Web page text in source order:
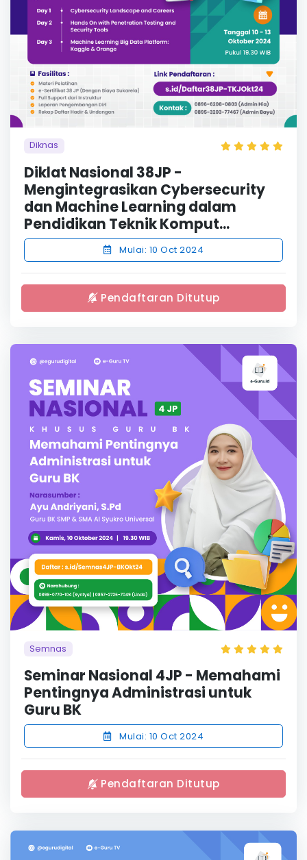
Diknas
Diklat Nasional 38JP -
Mengintegrasikan Cybersecurity
dan Machine Learning dalam
Pendidikan Teknik Komput...
Mulai: 10 Oct 2024
Pendaftaran Ditutup
Semnas
Seminar Nasional 4JP - Memahami
Pentingnya Administrasi untuk
Guru BK
Mulai: 10 Oct 2024
Pendaftaran Ditutup